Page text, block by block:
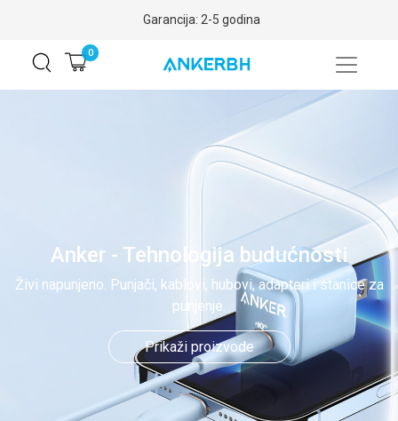
Garancija: 2-5 godina
0
Anker - Tehnologija budućnosti
Živi napunjeno. Punjači, kablovi, hubovi, adapteri i stanice za
punjenje.
Prikaži proizvode